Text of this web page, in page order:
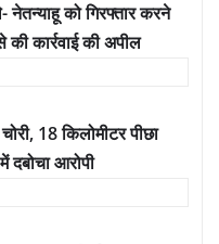
नेतन्याहू को गिरफ्तार करने
कार्रवाई की अपील
18 किलोमीटर पीछा
आरोपी